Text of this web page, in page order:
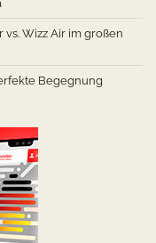
Wizz Air im großen
Begegnung